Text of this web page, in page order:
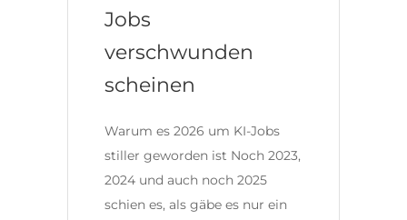
Jobs
verschwunden
scheinen
Warum es 2026 um KI-Jobs
stiller geworden ist Noch 2023,
2024 und auch noch 2025
schien es, als gäbe es nur ein